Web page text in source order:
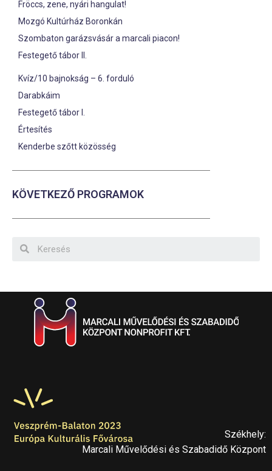
Fröccs, zene, nyári hangulat!
Mozgó Kultúrház Boronkán
Szombaton garázsvásár a marcali piacon!
Festegető tábor II.
Kvíz/10 bajnokság – 6. forduló
Darabkáim
Festegető tábor I.
Értesítés
Kenderbe szőtt közösség
KÖVETKEZŐ PROGRAMOK
Székhely:
Marcali Művelődési és Szabadidő Központ